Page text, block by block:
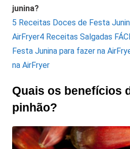
junina?
5 Receitas Doces de Festa
AirFryer4 Receitas Salgadas
Festa Junina para fazer na
na AirFryer
Quais os benefícios
pinhão?